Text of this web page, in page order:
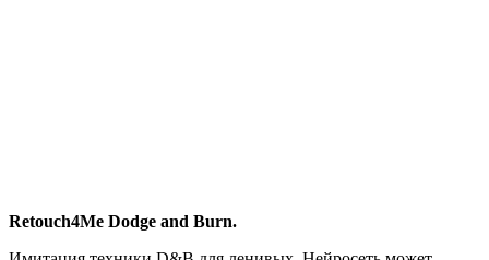
Retouch4Me Dodge and Burn.